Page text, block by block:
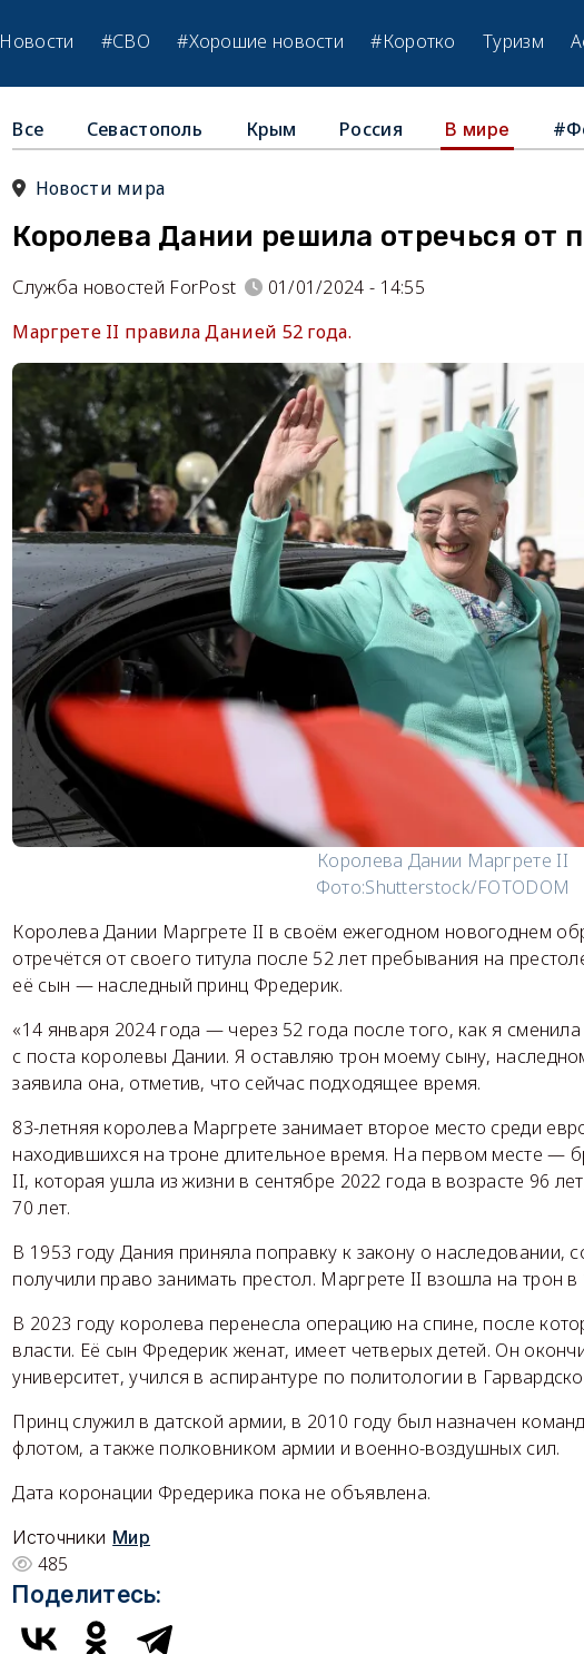
Новости #СВО #Хорошие новости #Коротко Туризм
Все Севастополь Крым Россия В мире
Новости мира
Королева Дании решила отречься от
Служба новостей ForPost
01/01/2024 - 14:55
Маргрете II правила Данией 52 года.
Королева Дании Маргрете II
Фото:Shutterstock/FOTODOM
Королева Дании Маргрете II в своём ежегодном новогоднем
отречётся от своего титула после 52 лет пребывания на
её сын — наследный принц Фредерик.
«14 января 2024 года — через 52 года после того, как я
с поста королевы Дании. Я оставляю трон моему сыну,
заявила она, отметив, что сейчас подходящее время.
83-летняя королева Маргрете занимает второе место среди
находившихся на троне длительное время. На первом месте —
II, которая ушла из жизни в сентябре 2022 года в возрасте 96
70 лет.
В 1953 году Дания приняла поправку к закону о наследовании,
получили право занимать престол. Маргрете II взошла на трон
В 2023 году королева перенесла операцию на спине, после
власти. Её сын Фредерик женат, имеет четверых детей. Он
университет, учился в аспирантуре по политологии в
Принц служил в датской армии, в 2010 году был назначен
флотом, а также полковником армии и военно-воздушных сил.
Дата коронации Фредерика пока не объявлена.
Источники Мир
485
Поделитесь: